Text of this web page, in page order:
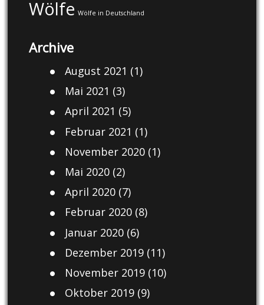
Wölfe Wölfe in Deutschland
Archive
August 2021 (1)
Mai 2021 (3)
April 2021 (5)
Februar 2021 (1)
November 2020(1)
Mai 2020(2)
April 2020(7)
Februar 2020(8)
Januar 2020(6)
Dezember 2019(11)
November 2019(10)
Oktober 2019(9)